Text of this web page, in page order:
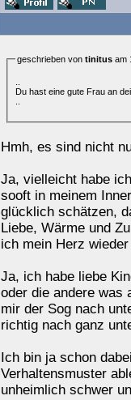
geschrieben von tinitusam
Du hast eine gute Frau an
Hmh, es sind nicht
Ja, vielleicht habe
sooft in meinem
glücklich schätzen,
Liebe, Wärme und
ich mein Herz
Ja, ich habe liebe
oder die andere was
mir der Sog nach
richtig nach ganz
Ich bin ja schon
Verhaltensmuster
unheimlich schwer